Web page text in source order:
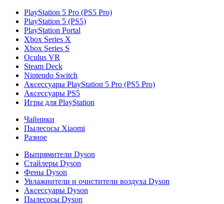
PlayStation 5 Pro (PS5 Pro)
PlayStation 5 (PS5)
PlayStation Portal
Xbox Series X
Xbox Series S
Oculus VR
Steam Deck
Nintendo Switch
Аксессуары PlayStation 5 Pro (PS5 Pro)
Аксессуары PS5
Игры для PlayStation
Чайники
Пылесосы Xiaomi
Разное
Выпрямители Dyson
Стайлеры Dyson
Фены Dyson
Увлажнители и очистители воздуха Dyson
Аксессуары Dyson
Пылесосы Dyson